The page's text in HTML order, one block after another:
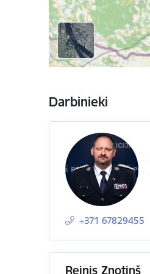
Darbinieki
+371 67829455
Reinis Znotiņš